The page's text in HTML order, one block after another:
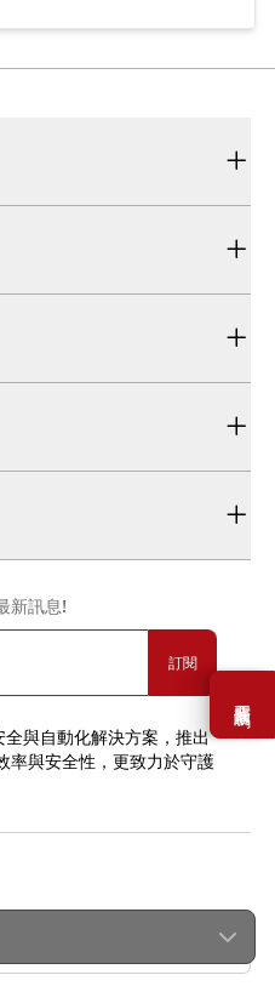
需要幫助嗎？
新訊息!
訂閱
與自動化解決方案，推出
率與安全性，更致力於守護